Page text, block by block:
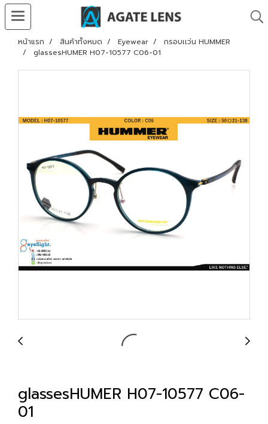
หน้าแรก สินค้าทั้งหมด Eyewear
กรอบเเว่น HUMMER
glassesHUMER H07-10577 C06-01
glassesHUMER H07-10577 C06-
01